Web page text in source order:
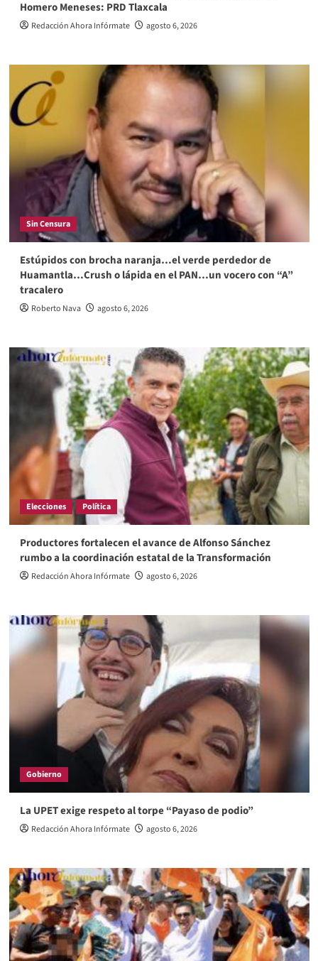
Homero Meneses: PRD Tlaxcala
Redacción Ahora Infórmate agosto 6, 2026
Sin Censura
Estúpidos con brocha naranja…el verde perdedor de
Huamantla…Crush o lápida en el PAN…un vocero con “A”
tracalero
Roberto Nava agosto 6, 2026
Elecciones Política
Productores fortalecen el avance de Alfonso Sánchez
rumbo a la coordinación estatal de la Transformación
Redacción Ahora Infórmate agosto 6, 2026
Gobierno
La UPET exige respeto al torpe “Payaso de podio”
Redacción Ahora Infórmate agosto 6, 2026